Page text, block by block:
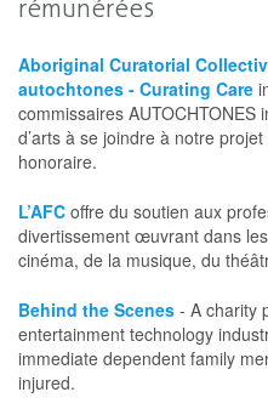
rémunérées
Aboriginal Curatorial
autochtones - Curating Care
commissaires
d’arts à se joindre à notre
honoraire.
L’AFC offre du soutien aux
divertissement œuvrant dans
cinéma, de la musique, du
Behind the Scenes - A charity
entertainment technology
immediate dependent family
injured.